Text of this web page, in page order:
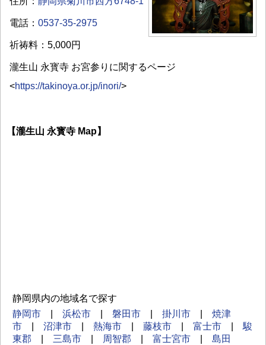
電話： 0537-35-2975
祈祷料：5,000円
瀧生山 永寳寺 お宮参りに関するページ
<https://takinoya.or.jp/inori/>
【瀧生山 永寳寺 Map】
静岡県内の地域名で探す
静岡市
浜松市 磐田市 掛川市
焼津
市
沼津市 熱海市 藤枝市 富士市
駿
東郡
三島市 周智郡 富士宮市
島田